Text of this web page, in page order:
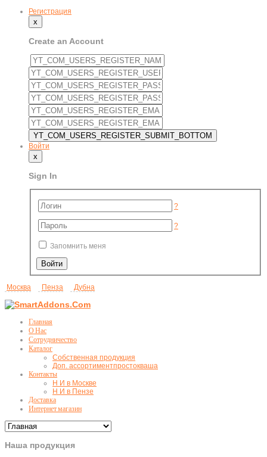
Регистрация
x
Create an Account
Войти
x
Sign In
?
?
Запомнить меня
Москва Пенза Дубна
Главная
О Нас
Сотрудничество
Каталог
Собственная продукция
Доп. ассортиментпростокваша
Контакты
Н И в Москве
Н И в Пензе
Доставка
Интернет магазин
Наша продукция